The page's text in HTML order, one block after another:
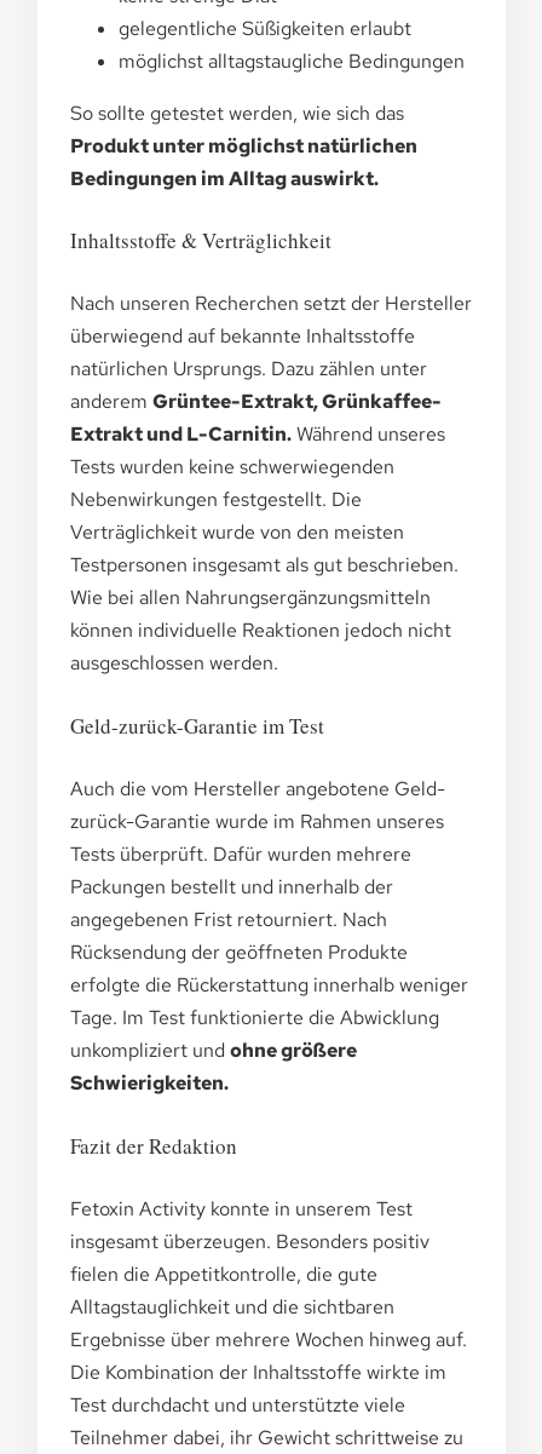
gelegentliche Süßigkeiten erlaubt
möglichst alltagstaugliche Bedingungen
So sollte getestet werden, wie sich das
Produkt unter möglichst natürlichen
Bedingungen im Alltag auswirkt.
Inhaltsstoffe & Verträglichkeit
Nach unseren Recherchen setzt der Hersteller
überwiegend auf bekannte Inhaltsstoffe
natürlichen Ursprungs. Dazu zählen unter
anderemGrüntee-Extrakt, Grünkaffee-
Extrakt und L-Carnitin.Während unseres
Tests wurden keine schwerwiegenden
Nebenwirkungen festgestellt. Die
Verträglichkeit wurde von den meisten
Testpersonen insgesamt als gut beschrieben.
Wie bei allen Nahrungsergänzungsmitteln
können individuelle Reaktionen jedoch nicht
ausgeschlossen werden.
Geld-zurück-Garantie im Test
Auch die vom Hersteller angebotene Geld-
zurück-Garantie wurde im Rahmen unseres
Tests überprüft. Dafür wurden mehrere
Packungen bestellt und innerhalb der
angegebenen Frist retourniert. Nach
Rücksendung der geöffneten Produkte
erfolgte die Rückerstattung innerhalb weniger
Tage. Im Test funktionierte die Abwicklung
unkompliziert undohne größere
Schwierigkeiten.
Fazit der Redaktion
Fetoxin Activity konnte in unserem Test
insgesamt überzeugen. Besonders positiv
fielen die Appetitkontrolle, die gute
Alltagstauglichkeit und die sichtbaren
Ergebnisse über mehrere Wochen hinweg auf.
Die Kombination der Inhaltsstoffe wirkte im
Test durchdacht und unterstützte viele
Teilnehmer dabei, ihr Gewicht schrittweise zu